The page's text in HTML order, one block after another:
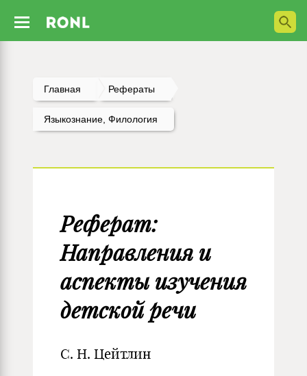
Главная Рефераты
Языкознание, Филология
Реферат:
Направления и
аспекты изучения
детской речи
С. Н. Цейтлин